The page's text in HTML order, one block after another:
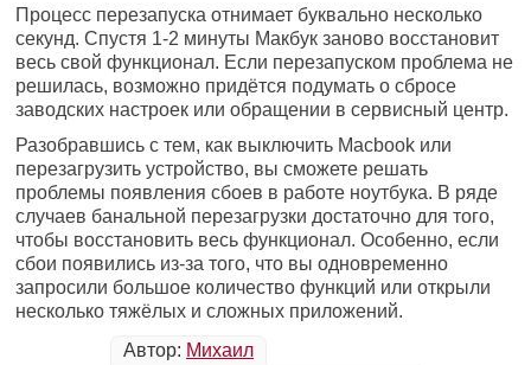
Процесс перезапуска отнимает буквально несколько
секунд. Спустя 1-2 минуты Макбук заново восстановит
весь свой функционал. Если перезапуском проблема не
решилась, возможно придётся подумать о сбросе
заводских настроек или обращении в сервисный центр.
Разобравшись с тем, как выключить Macbook или
перезагрузить устройство, вы сможете решать
проблемы появления сбоев в работе ноутбука. В ряде
случаев банальной перезагрузки достаточно для того,
чтобы восстановить весь функционал. Особенно, если
сбои появились из-за того, что вы одновременно
запросили большое количество функций или открыли
несколько тяжёлых и сложных приложений.
Автор: Михаил